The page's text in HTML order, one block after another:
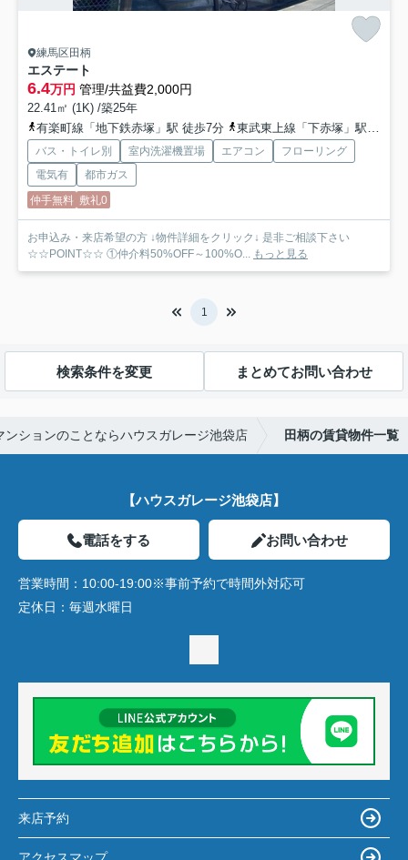
練馬区田柄
エステート
6.4万円 管理/共益費2,000円
22.41㎡ (1K) /築25年
有楽町線「地下鉄赤塚」駅 徒歩7分
東武東上線「下赤塚」駅 徒歩9分
バス・トイレ別 室内洗濯機置場 エアコン
フローリング
電気有
都市ガス
仲手無料 敷礼0
お申込み・来店希望の方 ↓物件詳細をクリック↓ 是非ご相談下さい
☆☆POINT☆☆ ①仲介料50%OFF～100%O... もっと見る
1
検索条件を変更 まとめてお問い合わせ
ンションのことならハウスガレージ池袋店 田柄の賃貸物件一覧
【ハウスガレージ池袋店】
電話をする お問い合わせ
営業時間： 10:00-19:00※事前予約で時間外対応可
定休日： 毎週水曜日
来店予約